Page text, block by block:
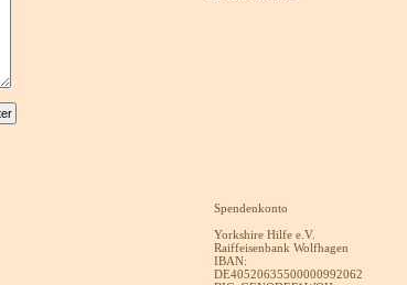
Spendenkonto
Yorkshire Hilfe e.V.
Raiffeisenbank Wolfhagen
IBAN:
DE40520635500000992062